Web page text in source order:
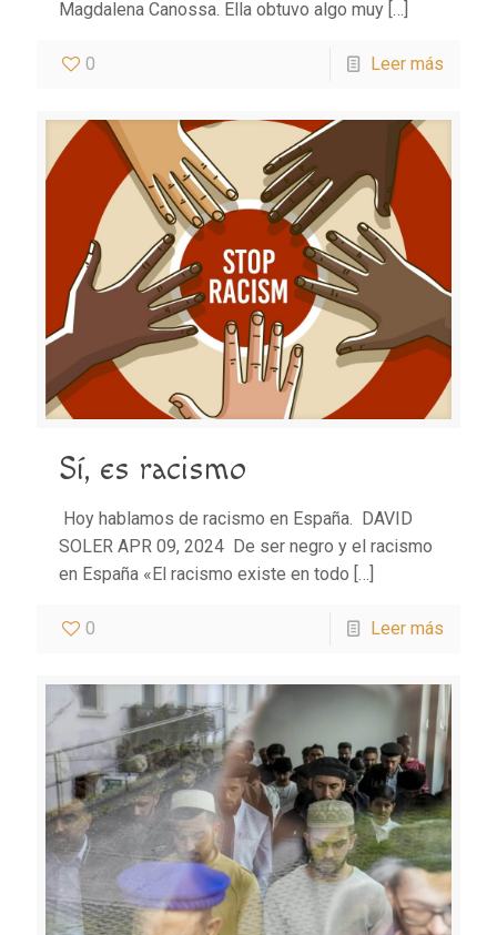
Magdalena Canossa. Ella obtuvo algo muy […]
0 Leer más
Sí, es racismo
‍ Hoy hablamos de racismo en España. DAVID
SOLER APR 09, 2024 ‍ De ser negro y el racismo
en España «El racismo existe en todo […]
0 Leer más